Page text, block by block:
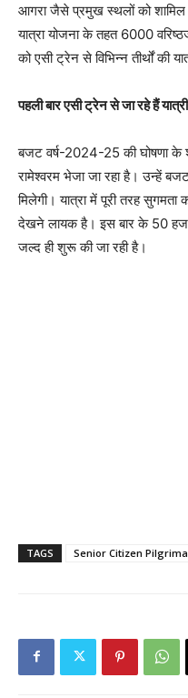
आगरा जैसे प्रमुख स्थलों को शामिल
यात्रा योजना के तहत 6000
को एसी ट्रेन से विभिन्न तीर्थों की
पहली बार एसी ट्रेन से जा रहे हैं यात्री
बजट वर्ष-2024-25 की घोषणा के
रामेश्वरम भेजा जा रहा है। उन्हें
मिलेगी। यात्रा में पूरी तरह
देखने लायक है। इस बार के 50
जल्द ही शुरू की जा रही है।
TAGS Senior Citizen